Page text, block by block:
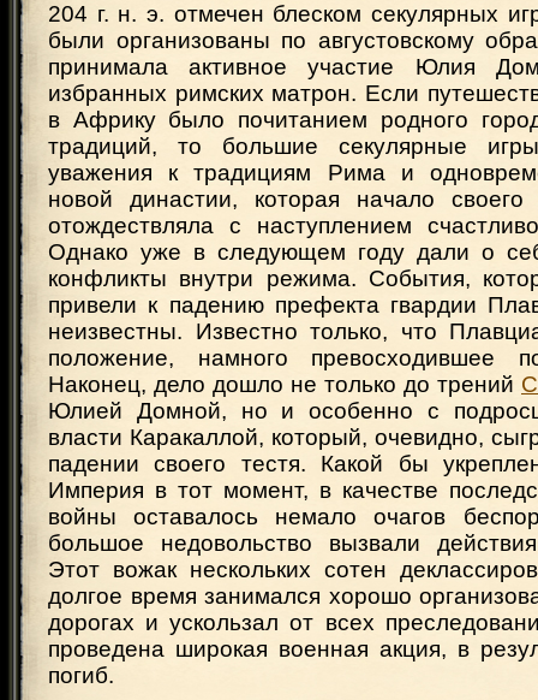
204 г. н. э. отмечен блеском секулярных
были организованы по августовскому
принимала активное участие Юлия
избранных римских матрон. Если
в Африку было почитанием родного
традиций, то большие секулярные
уважения к традициям Рима и
новой династии, которая начало своего
отождествляла с наступлением
Однако уже в следующем году дали о
конфликты внутри режима. События,
привели к падению префекта гвардии
неизвестны. Известно только, что
положение, намного превосходившее
Наконец, дело дошло не только до трений
Юлией Домной, но и особенно с
власти Каракаллой, который, очевидно,
падении своего тестя. Какой бы
Империя в тот момент, в качестве
войны оставалось немало очагов
большое недовольство вызвали
Этот вожак нескольких сотен
долгое время занимался хорошо
дорогах и ускользал от всех
проведена широкая военная акция, в
погиб.